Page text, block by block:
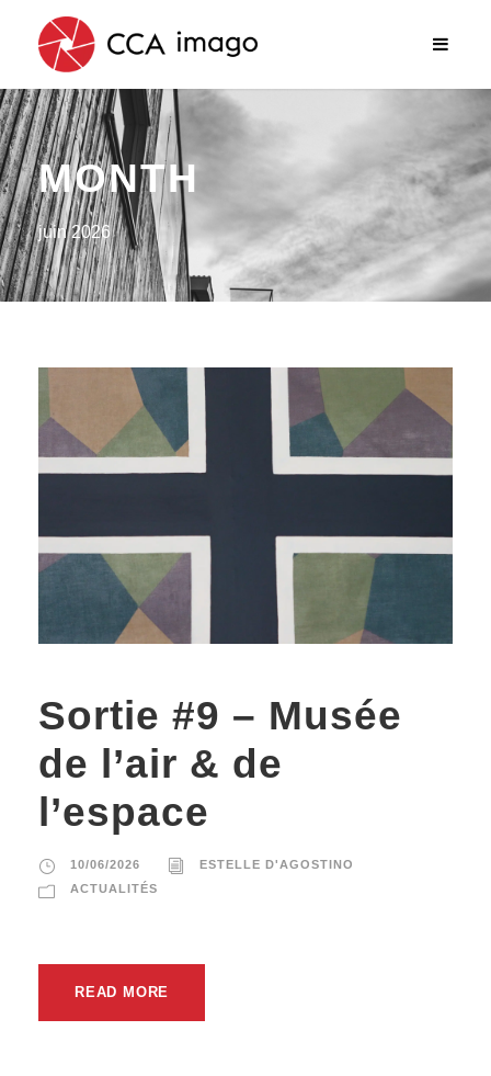
MONTH
juin 2026
Sortie #9 – Musée
de l’air & de
l’espace
10/06/2026
ESTELLE D'AGOSTINO
ACTUALITÉS
READ MORE